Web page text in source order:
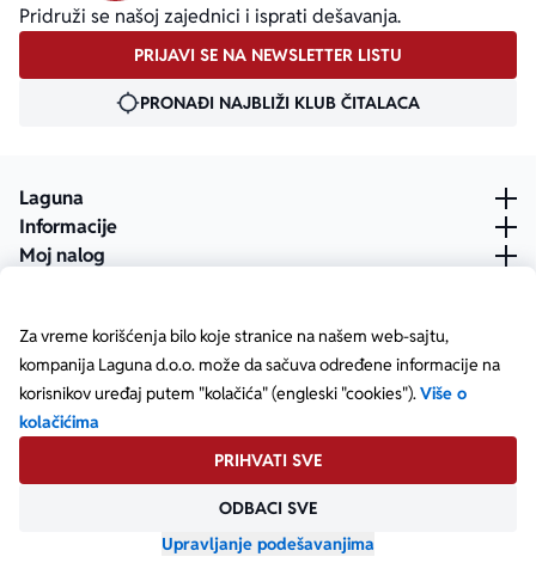
Za vreme korišćenja bilo koje stranice na našem web-sajtu,
kompanija Laguna d.o.o. može da sačuva određene informacije na
korisnikov uređaj putem "kolačića" (engleski "cookies").Više o
kolačićima
PRIHVATI SVE
ODBACI SVE
Upravljanje podešavanjima
Pridruži se našoj zajednici i isprati dešavanja.
PRIJAVI SE NA NEWSLETTER LISTU
PRONAĐI NAJBLIŽI KLUB ČITALACA
Laguna
Informacije
Moj nalog
Copyright © Laguna d.o.o. Starine Novaka 23, Beograd •
Matični broj: 17414844
Posetite našu Facebook stranicu
Posetite našu X stranicu
Posetite našu Instagram stranicu
Posetite naš YouTube
Posetite našu TikTok stranicu
Posetite našu LinkedIn stranicu